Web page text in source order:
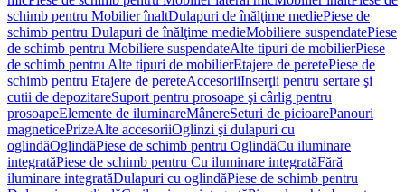
schimb pentru Mobilier înaltDulapuri de înălţime mediePiese de
schimb pentru Dulapuri de înălţime medieMobiliere suspendatePiese
de schimb pentru Mobiliere suspendateAlte tipuri de mobilierPiese
de schimb pentru Alte tipuri de mobilierEtajere de peretePiese de
schimb pentru Etajere de pereteAccesoriiInserţii pentru sertare şi
cutii de depozitareSuport pentru prosoape şi cârlig pentru
prosoapeElemente de iluminareMânereSeturi de picioarePanouri
magneticePrizeAlte accesoriiOglinzi şi dulapuri cu
oglindăOglindăPiese de schimb pentru OglindăCu iluminare
integratăPiese de schimb pentru Cu iluminare integratăFără
iluminare integratăDulapuri cu oglindăPiese de schimb pentru